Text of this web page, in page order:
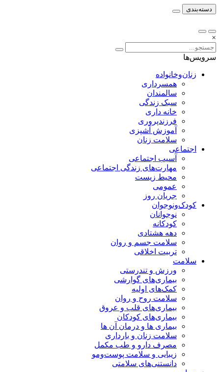
دسته‌بندی
×
سرویس‌ها
زنان‌وخانواده
همسرداری
سالمندان
سبک زندگی
خانه داری
فرزندپروری
آموزش آشپزی
سلامت زنان
اجتماعی
آسیب اجتماعی
مهارت‌های زندگی اجتماعی
محیط زیست
عمومی
جریان روز
کودک‌ونوجوان
نوجوانان
کودکانه
دهه هشتادی
سلامت جسم و روان
تربیت اخلاقی
سلامت
ورزش و تندرستی
بیماری‌های گوارشی
کمک‌های اولیه
سلامت روح و روان
بیماری‌های قلب و عروق
بیماری‌های کودکان
بیماری ها و درمان آن ها
سلامت زنان و بارداری
مصرف دارو و طب مکمل
زیبایی و سلامت پوست‌ومو
دانستنی‌های سلامتی